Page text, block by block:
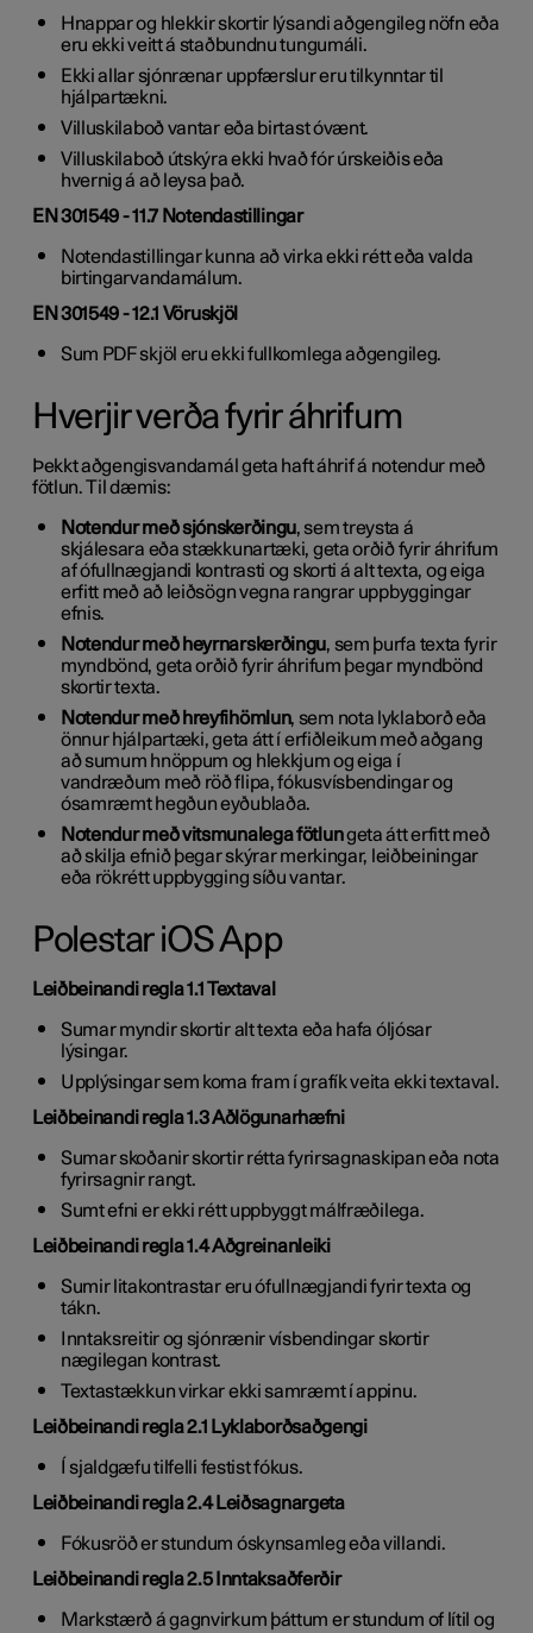
Hnappar og hlekkir skortir lýsandi aðgengileg nöfn eða
eru ekki veitt á staðbundnu tungumáli.
Ekki allar sjónrænar uppfærslur eru tilkynntar til
hjálpartækni.
Villuskilaboð vantar eða birtast óvænt.
Villuskilaboð útskýra ekki hvað fór úrskeiðis eða
hvernig á að leysa það.
EN 301549 - 11.7 Notendastillingar
Notendastillingar kunna að virka ekki rétt eða valda
birtingarvandamálum.
EN 301549 - 12.1 Vöruskjöl
Sum PDF skjöl eru ekki fullkomlega aðgengileg.
Hverjir verða fyrir áhrifum
Þekkt aðgengisvandamál geta haft áhrif á notendur með
fötlun. Til dæmis:
Notendur með sjónskerðingu, sem treysta á
skjálesara eða stækkunartæki, geta orðið fyrir áhrifum
af ófullnægjandi kontrasti og skorti á alt texta, og eiga
erfitt með að leiðsögn vegna rangrar uppbyggingar
efnis.
Notendur með heyrnarskerðingu, sem þurfa texta fyrir
myndbönd, geta orðið fyrir áhrifum þegar myndbönd
skortir texta.
Notendur með hreyfihömlun, sem nota lyklaborð eða
önnur hjálpartæki, geta átt í erfiðleikum með aðgang
að sumum hnöppum og hlekkjum og eiga í
vandræðum með röð flipa, fókusvísbendingar og
ósamræmt hegðun eyðublaða.
Notendur með vitsmunalega fötlungeta átt erfitt með
að skilja efnið þegar skýrar merkingar, leiðbeiningar
eða rökrétt uppbygging síðu vantar.
Polestar iOS App
Leiðbeinandi regla 1.1 Textaval
Sumar myndir skortir alt texta eða hafa óljósar
lýsingar.
Upplýsingar sem koma fram í grafík veita ekki textaval.
Leiðbeinandi regla 1.3 Aðlögunarhæfni
Sumar skoðanir skortir rétta fyrirsagnaskipan eða nota
fyrirsagnir rangt.
Sumt efni er ekki rétt uppbyggt málfræðilega.
Leiðbeinandi regla 1.4 Aðgreinanleiki
Sumir litakontrastar eru ófullnægjandi fyrir texta og
tákn.
Inntaksreitir og sjónrænir vísbendingar skortir
nægilegan kontrast.
Textastækkun virkar ekki samræmt í appinu.
Leiðbeinandi regla 2.1 Lyklaborðsaðgengi
Í sjaldgæfu tilfelli festist fókus.
Leiðbeinandi regla 2.4 Leiðsagnargeta
Fókusröð er stundum óskynsamleg eða villandi.
Leiðbeinandi regla 2.5 Inntaksaðferðir
Markstærð á gagnvirkum þáttum er stundum of lítil og